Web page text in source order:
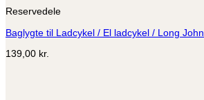
Reservedele
Baglygte til Ladcykel / El ladcykel / Long John
139,00 kr.